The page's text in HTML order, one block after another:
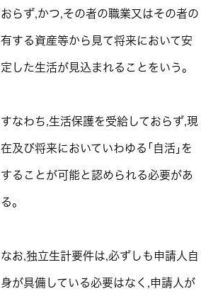
おらず,かつ,その者の職業又はその者の
有する資産等から見て将来において安
定した生活が見込まれることをいう。
すなわち,生活保護を受給しておらず,現
在及び将来においていわゆる｢自活｣を
することが可能と認められる必要があ
る｡
なお,独立生計要件は,必ずしも申請人自
身が具備している必要はなく,申請人が